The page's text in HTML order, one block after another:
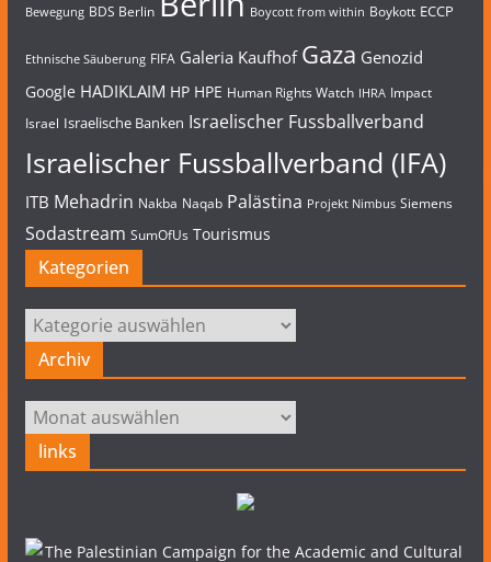
Bewegung BDS Berlin Boycott from within Boykott ECCP
Ethnische Säuberung FIFA Galeria Kaufhof Gaza Genozid
Google HADIKLAIM HP HPE Human Rights Watch IHRA Impact
Israel Israelische Banken Israelischer Fussballverband
Israelischer Fussballverband (IFA)
ITB Mehadrin Nakba Naqab Palästina Projekt Nimbus Siemens
Sodastream SumOfUs Tourismus
Kategorien
Kategorien
Archiv
Archiv
links